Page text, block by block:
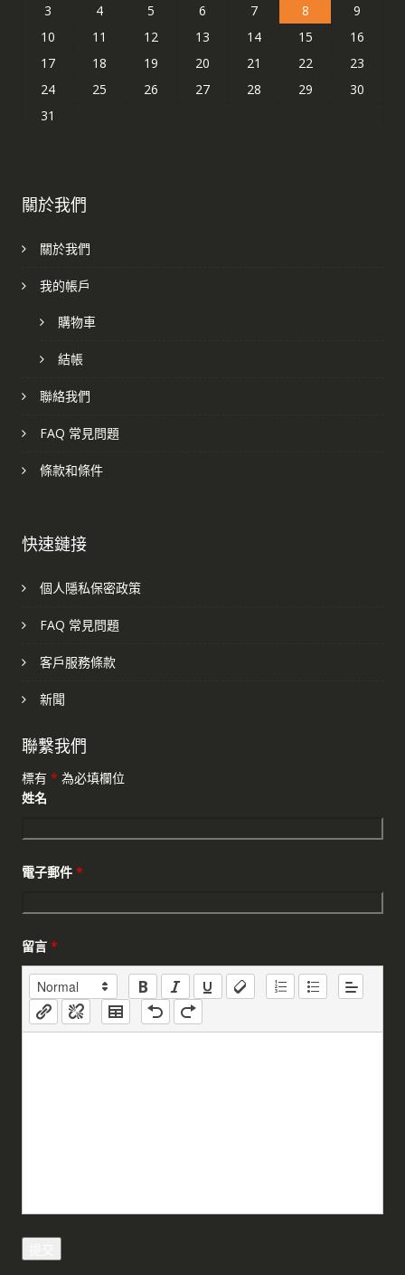
3
4 5 6 7 8
9
10
11 12 13 14 15
16
17
18 19 20 21 22
23
24
25 26 27 28 29
30
31
關於我們
關於我們
我的帳戶
購物車
結帳
聯絡我們
FAQ 常見問題
條款和條件
快速鏈接
個人隱私保密政策
FAQ 常見問題
客戶服務條款
新聞
聯繫我們
標有 * 為必填欄位
姓名
電子郵件 *
留言 *